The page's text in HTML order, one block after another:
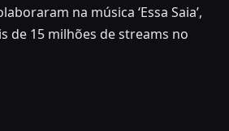
na música ‘Essa Saia’,
de 15 milhões de streams no